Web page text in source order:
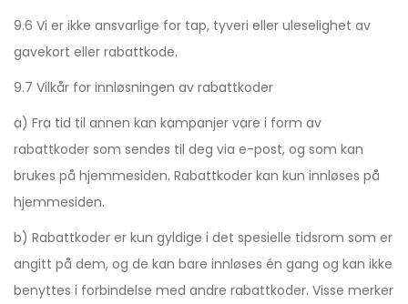
9.6 Vi er ikke ansvarlige for tap, tyveri eller uleselighet av
gavekort eller rabattkode.
9.7 Vilkår for innløsningen av rabattkoder
a) Fra tid til annen kan kampanjer vare i form av
rabattkoder som sendes til deg via e-post, og som kan
brukes på hjemmesiden. Rabattkoder kan kun innløses på
hjemmesiden.
b) Rabattkoder er kun gyldige i det spesielle tidsrom som er
angitt på dem, og de kan bare innløses én gang og kan ikke
benyttes i forbindelse med andre rabattkoder. Visse merker